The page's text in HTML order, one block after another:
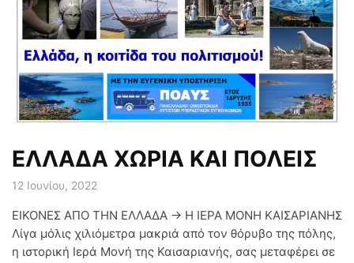
ΕΛΛΑΔΑ ΧΩΡΙΑ ΚΑΙ ΠΟΛΕΙΣ
12 Ιουνίου, 2022
ΕΙΚΟΝΕΣ ΑΠΟ ΤΗΝ ΕΛΛΑΔΑ → Η ΙΕΡΑ ΜΟΝΗ ΚΑΙΣΑΡΙΑΝΗΣ
Λίγα μόλις χιλιόμετρα μακριά από τον θόρυβο της πόλης,
η ιστορική Ιερά Μονή της Καισαριανής, σας μεταφέρει σε